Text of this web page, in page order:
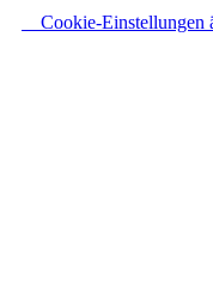
Cookie-Einstellungen